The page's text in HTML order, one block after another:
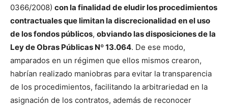
0366/2008) con la finalidad de eludir los procedimientos
contractuales que limitan la discrecionalidad en el uso
de los fondos públicos, obviando las disposiciones de la
Ley de Obras Públicas Nº 13.064. De ese modo,
amparados en un régimen que ellos mismos crearon,
habrían realizado maniobras para evitar la transparencia
de los procedimientos, facilitando la arbitrariedad en la
asignación de los contratos, además de reconocer